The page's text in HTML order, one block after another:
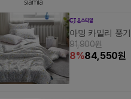
아밍 카일리 풍
91,900원
8%84,550원